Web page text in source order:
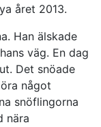
året 2013.
Han älskade
väg. En dag
Det snöade
något
snöflingorna
nära